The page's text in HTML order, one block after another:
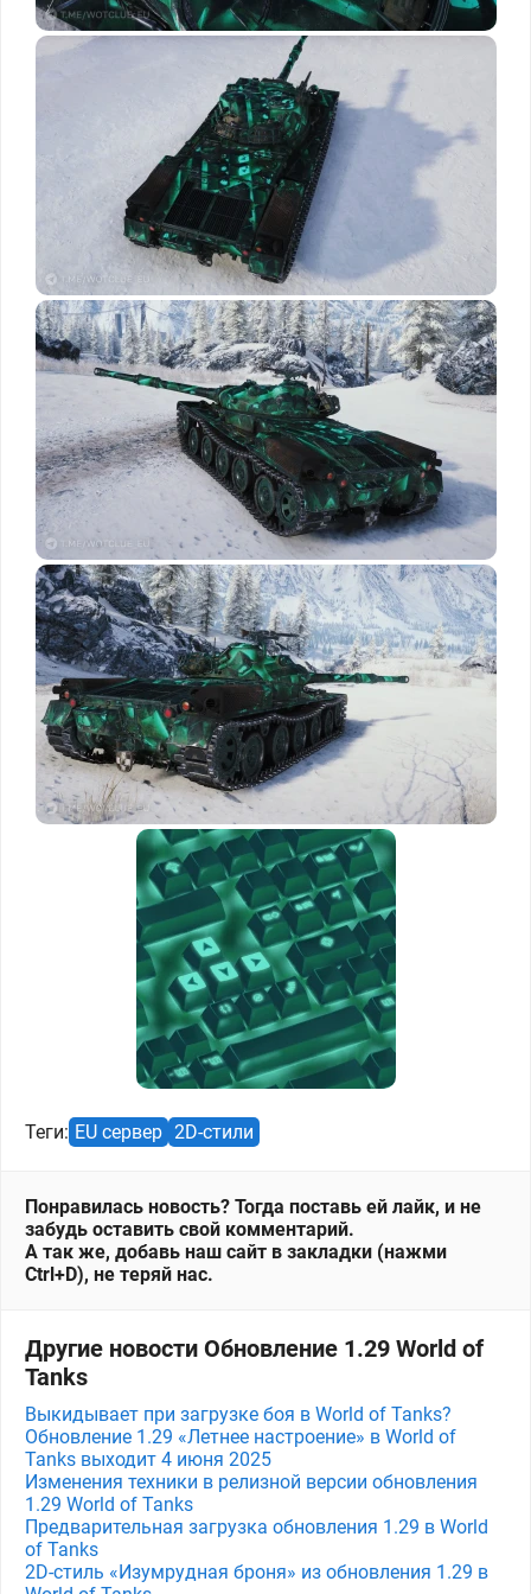
Теги: EU сервер 2D-стили
Понравилась новость? Тогда поставь ей лайк, и не
забудь оставить свой комментарий.
А так же, добавь наш сайт в закладки (нажми
Ctrl+D), не теряй нас.
Другие новости Обновление 1.29 World of
Tanks
Выкидывает при загрузке боя в World of Tanks?
Обновление 1.29 «Летнее настроение» в World of
Tanks выходит 4 июня 2025
Изменения техники в релизной версии обновления
1.29 World of Tanks
Предварительная загрузка обновления 1.29 в World
of Tanks
2D-стиль «Изумрудная броня» из обновления 1.29 в